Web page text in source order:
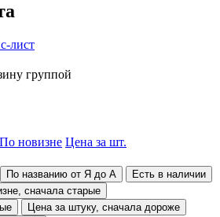
лист
группой
По новизне Цена за шт.
По названию от Я до А
Есть в наличии
сначала старые
Цена за штуку, сначала дороже